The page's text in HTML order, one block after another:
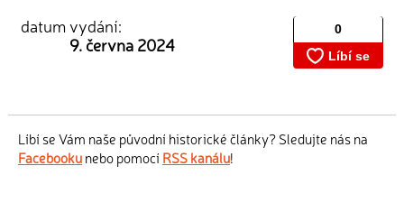
datum vydání:
9. června 2024
Líbí se Vám naše původní historické články? Sledujte nás na
Facebookunebo pomocí RSS kanálu!